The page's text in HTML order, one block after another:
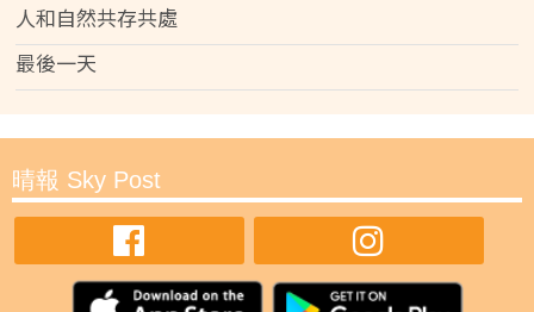
人和自然共存共處
最後一天
晴報 Sky Post